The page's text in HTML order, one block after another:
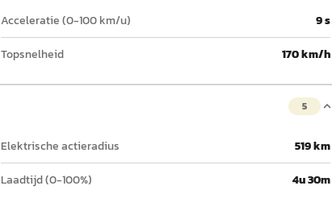
Acceleratie (0-100 km/u)
9 s
Topsnelheid 170 km/h
5
Elektrische actieradius
519 km
Laadtijd (0-100%)
4u 30m